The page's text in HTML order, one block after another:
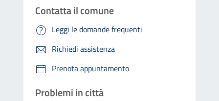
Contatta il comune
Leggi le domande frequenti
Richiedi assistenza
Prenota appuntamento
Problemi in città